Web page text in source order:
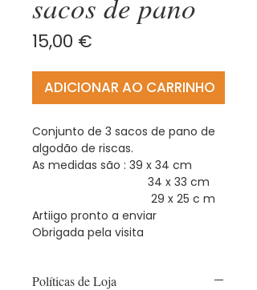
15,00 €
ADICIONAR AO CARRINHO
Conjunto de 3 sacos de pano de
algodão de riscas.
As medidas são : 39 x 34 cm
34 x 33 cm
29 x 25 c m
Artiigo pronto a enviar
Obrigada pela visita
Políticas de Loja